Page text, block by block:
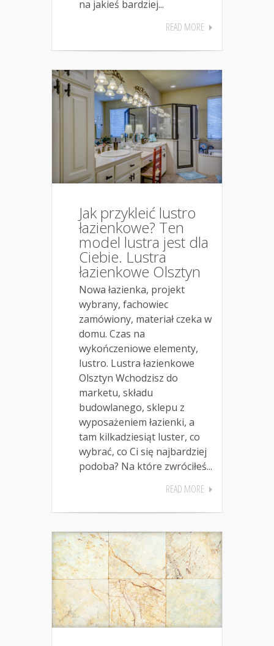
na jakieś bardziej...
READ MORE
Jak przykleić lustro
łazienkowe? Ten
model lustra jest dla
Ciebie. Lustra
łazienkowe Olsztyn
Nowa łazienka, projekt
wybrany, fachowiec
zamówiony, materiał czeka w
domu. Czas na
wykończeniowe elementy,
lustro. Lustra łazienkowe
Olsztyn Wchodzisz do
marketu, składu
budowlanego, sklepu z
wyposażeniem łazienki, a
tam kilkadziesiąt luster, co
wybrać, co Ci się najbardziej
podoba? Na które zwróciłeś...
READ MORE